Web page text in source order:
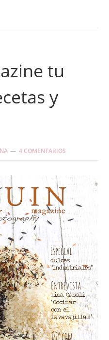
tu
y
4 COMENTARIOS